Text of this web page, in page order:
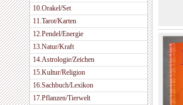
10.Orakel/Set
11.Tarot/Karten
12.Pendel/Energie
13.Natur/Kraft
14.Astrologie/Zeichen
15.Kultur/Religion
16.Sachbuch/Lexikon
17.Pflanzen/Tierwelt